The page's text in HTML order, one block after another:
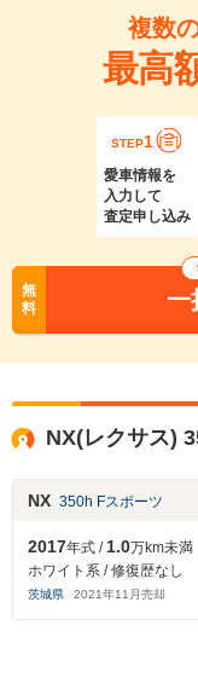
複数
最高
STEP1
愛車情報を
入力して
査定申し込み
無
料
一
NX(レクサス)
NX 350h Fスポーツ
2017年式 /1.0万km未満
ホワイト系 / 修復歴なし
茨城県 2021年11 月売却